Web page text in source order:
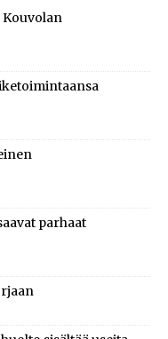
Kouvolan
parhaat